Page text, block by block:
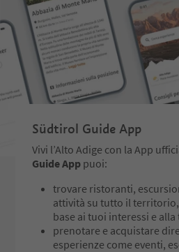
Südtirol Guide App
Vivi l’Alto Adige con la App
Guide App puoi:
trovare ristoranti,
attività su tutto il
base ai tuoi interessi e
prenotare e acquistare
esperienze come eventi,